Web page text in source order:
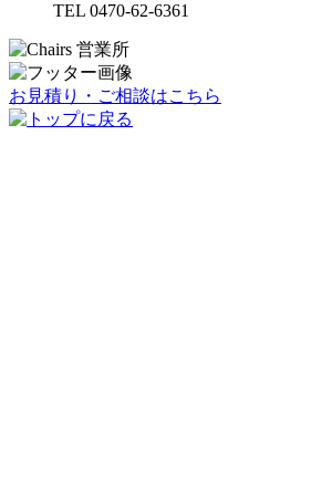
TEL 0470-62-6361
お見積り・ご相談はこちら